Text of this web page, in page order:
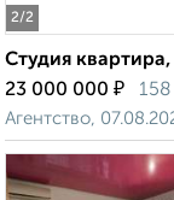
2/2
Студия
23 000 000 ₽
Агентство,